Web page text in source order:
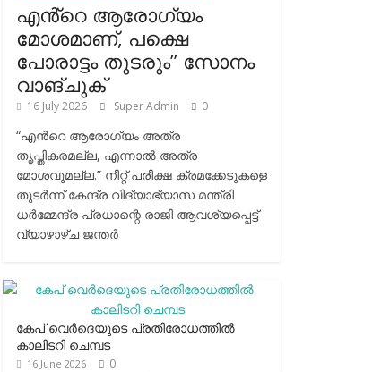
എൻ്റെ ആരോഗ്യം
മോശമാണ്, പക്ഷെ
പോരാട്ടം തുടരും” സോനം
വാങ്ചുക്
16 July 2026 Super Admin 0
“എന്‍റെ ആരോഗ്യം അത്ര
തൃപ്തികരമല്ല, എന്നാൽ അത്ര
മോശവുമല്ല.” നീറ്റ് പരീക്ഷ ക്രമക്കേടുകളെ
തുടർന്ന് കേന്ദ്ര വിദ്യാഭ്യാസ മന്ത്രി
ധർമ്മേന്ദ്ര പ്രധാന്റെ രാജി ആവശ്യപ്പെട്ട്
വ്യാഴാഴ്ച ജന്തർ
കേപ് വെര്‍ദെയുടെ പ്രതിരോധത്തില്‍
കാലിടറി ചെമ്പട
16 June 2026 0